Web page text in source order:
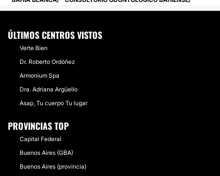
ÚLTIMOS CENTROS VISTOS
Verte Bien
Dr. Roberto Ordóñez
Armonium Spa
Dra. Adriana Argüello
Asap, Tu cuerpo Tu lugar
PROVINCIAS TOP
Capital Federal
Buenos Aires (GBA)
Buenos Aires (provincia)